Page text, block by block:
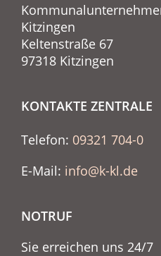
Kitzingen
Keltenstraße 67
97318 Kitzingen
KONTAKTE ZENTRALE
Telefon: 09321 704-0
E-Mail: info@k-kl.de
NOTRUF
Sie erreichen uns 24/7